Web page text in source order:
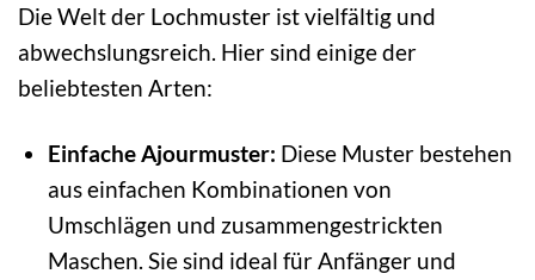
Die Welt der Lochmuster ist vielfältig und
abwechslungsreich. Hier sind einige der
beliebtesten Arten:
Einfache Ajourmuster: Diese Muster bestehen
aus einfachen Kombinationen von
Umschlägen und zusammengestrickten
Maschen. Sie sind ideal für Anfänger und